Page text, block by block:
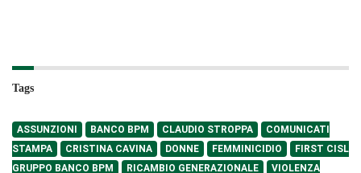
Tags
ASSUNZIONI BANCO BPM CLAUDIO STROPPA
COMUNICATI
STAMPA
CRISTINA CAVINA DONNE FEMMINICIDIO
FIRST CISL
GRUPPO BANCO BPM
RICAMBIO GENERAZIONALE VIOLENZA